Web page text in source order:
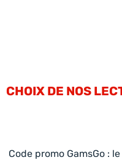
CHOIX DE NOS
Code promo GamsGo :